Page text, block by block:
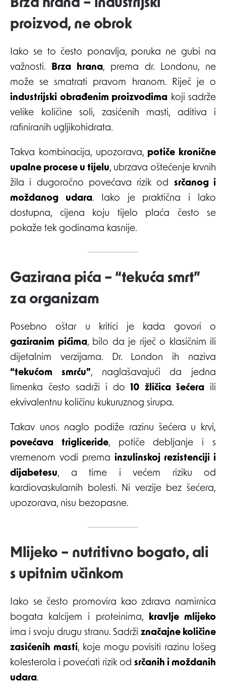
Brza hrana – industrijski
proizvod, ne obrok
Iako se to često ponavlja, poruka ne gubi na
važnosti. Brza hrana, prema dr. Londonu, ne
može se smatrati pravom hranom. Riječ je o
industrijski obrađenim proizvodima koji sadrže
velike količine soli, zasićenih masti, aditiva i
rafiniranih ugljikohidrata.
Takva kombinacija, upozorava, potiče kronične
upalne procese u tijelu, ubrzava oštećenje krvnih
žila i dugoročno povećava rizik od srčanog i
moždanog udara. Iako je praktična i lako
dostupna, cijena koju tijelo plaća često se
pokaže tek godinama kasnije.
Gazirana pića – “tekuća smrt”
za organizam
Posebno oštar u kritici je kada govori o
gaziranim pićima, bilo da je riječ o klasičnim ili
dijetalnim verzijama. Dr. London ih naziva
“tekućom smrću”, naglašavajući da jedna
limenka često sadrži i do10 žličica šećera ili
ekvivalentnu količinu kukuruznog sirupa.
Takav unos naglo podiže razinu šećera u krvi,
povećava trigliceride, potiče debljanje i s
vremenom vodi prema inzulinskoj rezistenciji i
dijabetesu, a time i većem riziku od
kardiovaskularnih bolesti. Ni verzije bez šećera,
upozorava, nisu bezopasne.
Mlijeko – nutritivno bogato, ali
s upitnim učinkom
Iako se često promovira kao zdrava namirnica
bogata kalcijem i proteinima,
kravlje mlijeko
ima i svoju drugu stranu. Sadrži značajne količine
zasićenih masti, koje mogu povisiti razinu lošeg
kolesterola i povećati rizik od srčanih i moždanih
udara.